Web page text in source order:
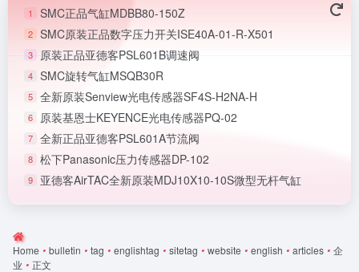
1 SMC正品气缸MDBB80-150Z
2 SMC原装正品数字压力开关ISE40A-01-R-X501
3 原装正品亚德客PSL601B调速阀
4 SMC旋转气缸MSQB30R
5 全新原装Senview光电传感器SF4S-H2NA-H
6 原装基恩士KEYENCE光电传感器PQ-02
7 全新正品亚德客PSL601A节流阀
8 松下Panasonic压力传感器DP-102
9 亚德客AirTAC全新原装MDJ10X10-10S微型无杆气缸
Home • bulletin • tag • englishtag • sitetag • website • english • articles • 企
业 • 正文